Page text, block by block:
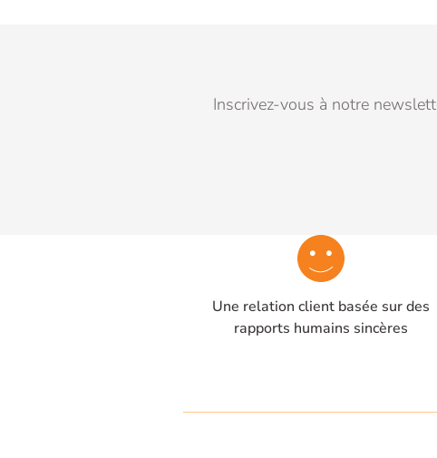
Inscrivez-vous à notre
Une relation client basée sur des
rapports humains sincères